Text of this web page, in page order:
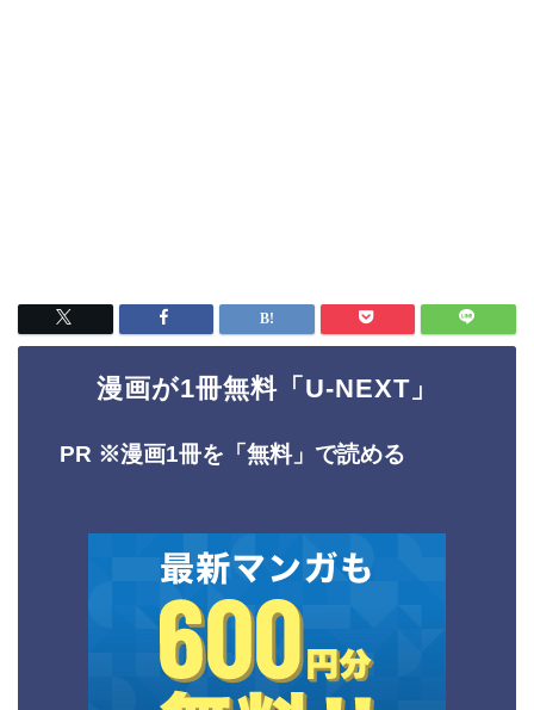
漫画が1冊無料「U-NEXT」
PR ※漫画1冊を「無料」で読める